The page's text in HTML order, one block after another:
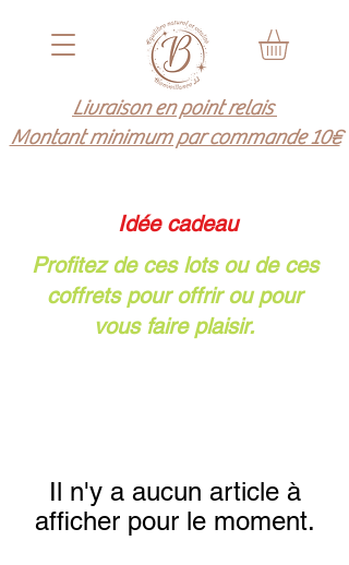
Livraison en point relais
Montant minimum par commande 10€
​ Idée cadeau
Profitez de ces lots ou de ces
coffrets pour offrir ou pour
vous faire plaisir.
Il n'y a aucun article à
afficher pour le moment.